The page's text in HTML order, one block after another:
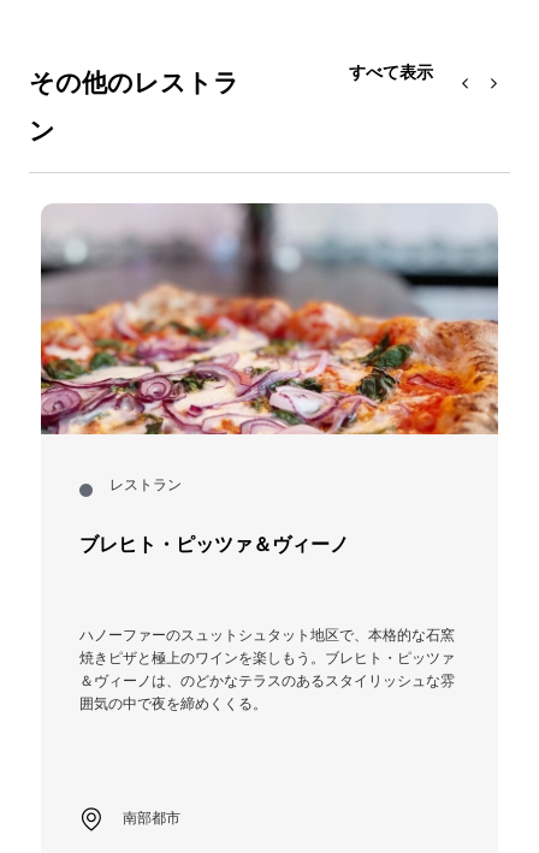
その他のレストラ
ン
すべて表示
レストラン
ブレヒト・ピッツァ＆ヴィーノ
ハノーファーのスュットシュタット地区で、本格的な石窯
焼きピザと極上のワインを楽しもう。ブレヒト・ピッツァ
＆ヴィーノは、のどかなテラスのあるスタイリッシュな雰
囲気の中で夜を締めくくる。
南部都市